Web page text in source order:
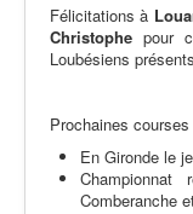
Félicitations à
Christophe pour
Loubésiens
Prochaines courses
En Gironde le
Comberanche